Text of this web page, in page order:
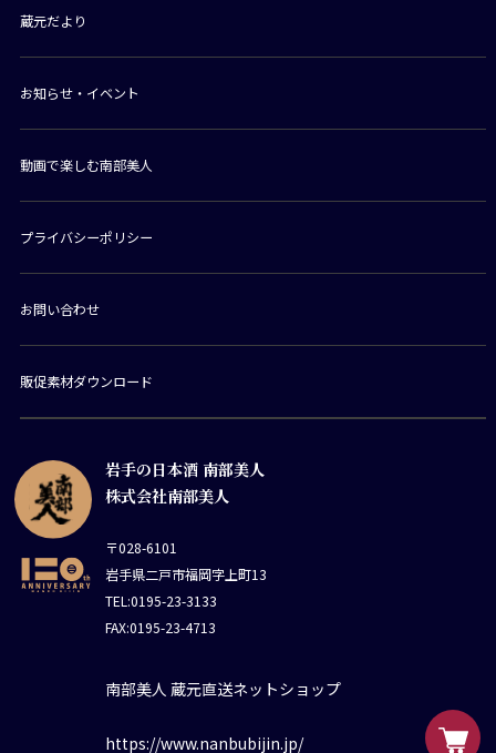
岩手の日本酒 南部美人
株式会社南部美人
〒028-6101
岩手県二戸市福岡字上町13
TEL:0195-23-3133
FAX:0195-23-4713
南部美人 蔵元直送ネットショップ
https://www.nanbubijin.jp/
蔵元だより
お知らせ・イベント
動画で楽しむ南部美人
プライバシーポリシー
お問い合わせ
販促素材ダウンロード